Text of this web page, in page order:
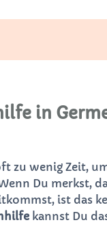
in
zu wenig Zeit,
Du merkst,
ist das
kannst Du